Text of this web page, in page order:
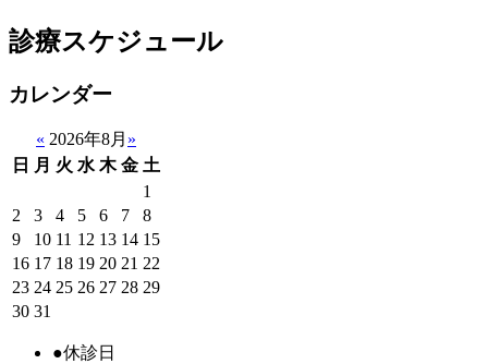
診療スケジュール
カレンダー
« 2026年8月 »
日
月 火 水 木 金 土
1
2
3 4 5 6 7
8
9
10 11 12 13 14 15
16 17 18 19 20 21 22
23 24 25 26 27 28 29
30 31
●休診日